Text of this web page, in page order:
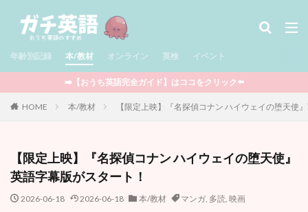
年齢別記録 本/教材 オンライン 英検 イベント
➡️【おうち英語完全ガイド】はココをクリック⬅️
HOME 本/教材 【限定上映】『名探偵コナン ハイウェイの堕天使
【限定上映】『名探偵コナン ハイウェイの堕天使』
英語字幕版がスタート！
2026-06-18 2026-06-18 本/教材 マンガ, 多読, 映画
タグ
児童書 / Middle Grade 多読
児童書 / Chapter Books
図鑑 セール情報
サマースクール
YouTube
映画 ワークブック
英検
まとめ記事
フォニックス
ウィンタースクール
ライティング
マイクラ